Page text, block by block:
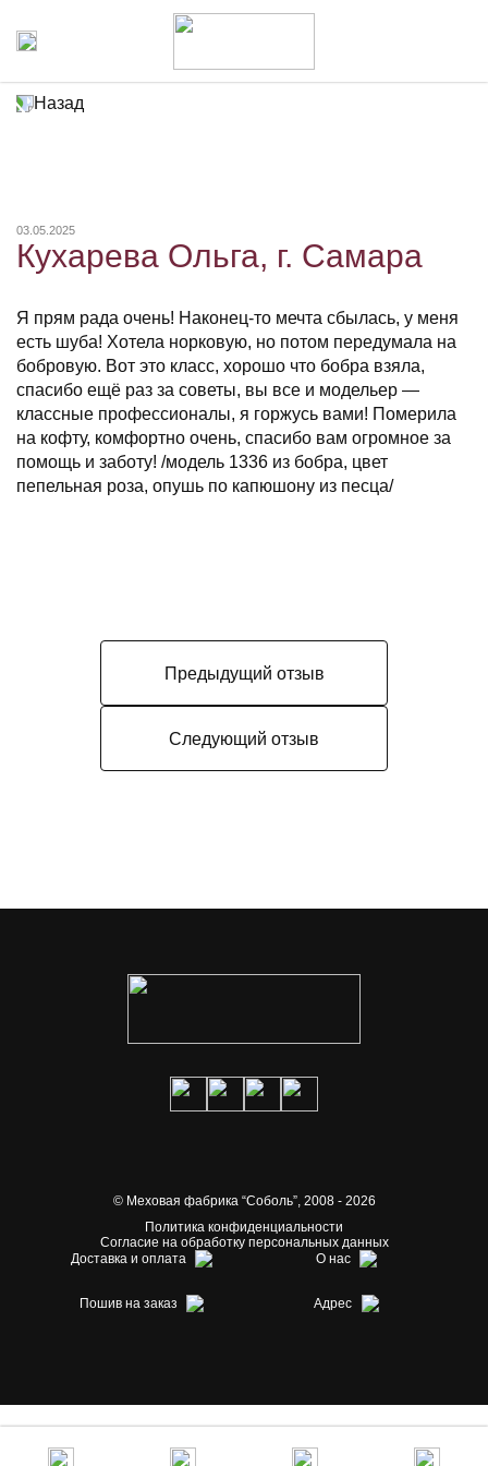
Назад
03.05.2025
Кухарева Ольга, г. Самара
Я прям рада очень! Наконец-то мечта сбылась, у меня
есть шуба! Хотела норковую, но потом передумала на
бобровую. Вот это класс, хорошо что бобра взяла,
спасибо ещё раз за советы, вы все и модельер —
классные профессионалы, я горжусь вами! Померила
на кофту, комфортно очень, спасибо вам огромное за
помощь и заботу! /модель 1336 из бобра, цвет
пепельная роза, опушь по капюшону из песца/
Предыдущий отзыв
Следующий отзыв
© Меховая фабрика “Соболь”,2008 - 2026
Политика конфиденциальности
Согласие на обработку персональных данных
Доставка и оплата
О нас
Пошив на заказ Адрес